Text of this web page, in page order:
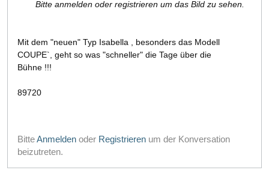
Bitte anmelden oder registrieren um das Bild zu sehen.
Mit dem "neuen" Typ Isabella , besonders das Modell
COUPE`, geht so was "schneller" die Tage über die
Bühne !!!
89720
BitteAnmelden oder Registrieren um der Konversation
beizutreten.